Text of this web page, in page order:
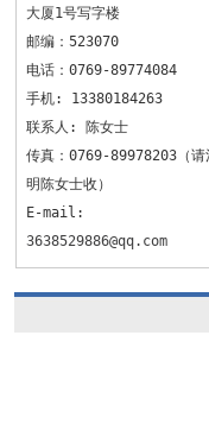
大厦1号写字楼
邮编：523070
电话：0769-89774084
手机: 13380184263
联系人: 陈女士
传真：0769-89978203（请
明陈女士收）
E-mail:
3638529886@qq.com